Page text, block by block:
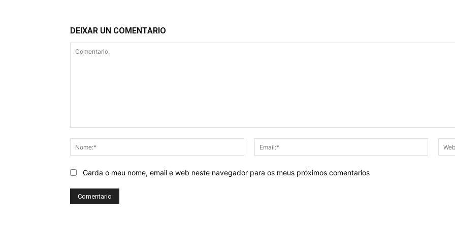
DEIXAR UN COMENTARIO
Nome:*
Email:*
Garda o meu nome, email e web neste navegador para os meus próximos comentarios